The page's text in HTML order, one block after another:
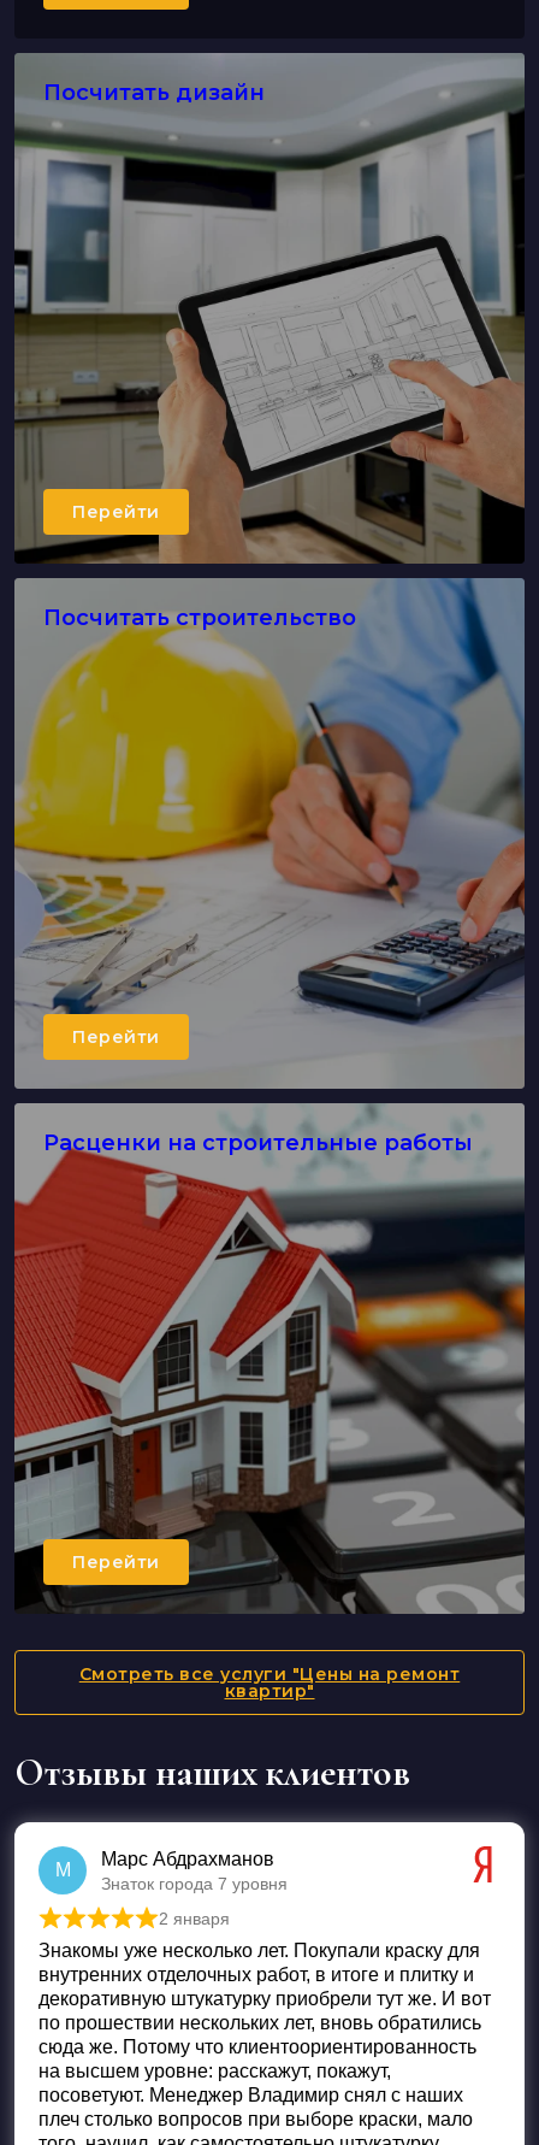
Посчитать дизайн
Перейти
Посчитать строительство
Перейти
Расценки на строительные работы
Перейти
Смотреть все услуги "Цены на ремонт
квартир"
Отзывы наших клиентов
М
Марс Абдрахманов
Знаток города 7 уровня
Оценка из 5
2 января
Знакомы уже несколько лет. Покупали краску для
внутренних отделочных работ, в итоге и плитку и
декоративную штукатурку приобрели тут же. И вот
по прошествии нескольких лет, вновь обратились
сюда же. Потому что клиентоориентированность
на высшем уровне: расскажут, покажут,
посоветуют. Менеджер Владимир снял с наших
плеч столько вопросов при выборе краски, мало